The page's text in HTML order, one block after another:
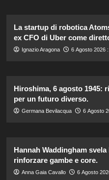
La startup di robotica
ex CFO di Uber come
Ignazio Aragona 6 Agosto 2026 :
Hiroshima, 6 agosto 1945:
per un futuro diverso.
Germana Bevilacqua 6 Agosto
Hannah Waddingham
rinforzare gambe e core.
Anna Gaia Cavallo 6 Agosto